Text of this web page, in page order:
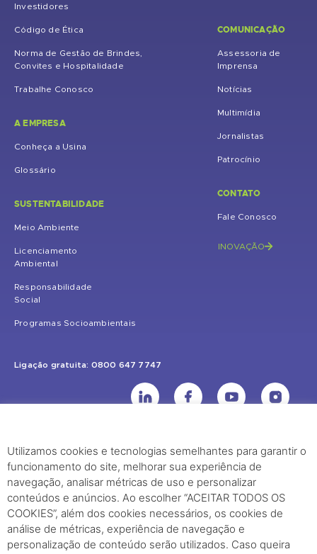
Investidores
Código de Ética
Norma de Gestão de Brindes,
Convites e Hospitalidade
Trabalhe Conosco
A EMPRESA
Conheça a Usina
Glossário
SUSTENTABILIDADE
Meio Ambiente
Licenciamento
Ambiental
Responsabilidade
Social
Programas Socioambientais
COMUNICAÇÃO
Assessoria de
Imprensa
Notícias
Multimídia
Jornalistas
Patrocínio
CONTATO
Fale Conosco
INOVAÇÃO
Ligação gratuita: 0800 647 7747
UHE Jirau
Rodovia BR-364, KM 824 S/Nº - Distrito de Jaci Paraná – Porto Velho
(RO) – CEP: 76840-000 – Telefone: (69) 2182.8600
Utilizamos cookies e tecnologias semelhantes para garantir o
funcionamento do site, melhorar sua experiência de
navegação, analisar métricas de uso e personalizar
conteúdos e anúncios. Ao escolher “ACEITAR TODOS OS
COOKIES”, além dos cookies necessários, os cookies de
análise de métricas, experiência de navegação e
personalização de conteúdo serão utilizados. Caso queira